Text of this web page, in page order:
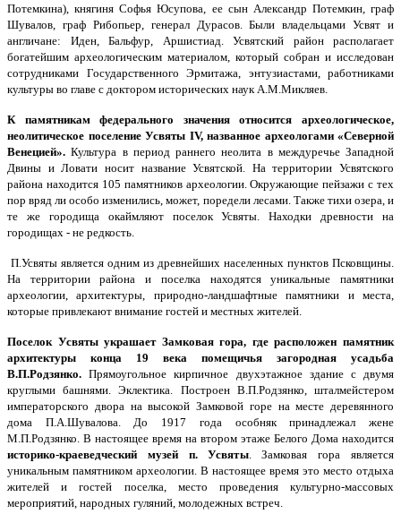
Потемкина), княгиня Софья Юсупова, ее сын Александр Потемкин, граф
Шувалов, граф Рибопьер, генерал Дурасов. Были владельцами Усвят и
англичане: Иден, Бальфур, Аршистиад. Усвятский район располагает
богатейшим археологическим материалом, который собран и исследован
сотрудниками Государственного Эрмитажа, энтузиастами, работниками
культуры во главе с доктором исторических наук А.М.Микляев.
К памятникам федерального значения относится археологическое,
неолитическое поселение Усвяты IV, названное археологами «Северной
Венецией». Культура в период раннего неолита в междуречье Западной
Двины и Ловати носит название Усвятской. На территории Усвятского
района находится 105 памятников археологии. Окружающие пейзажи с тех
пор вряд ли особо изменились, может, поредели лесами. Также тихи озера, и
те же городища окаймляют поселок Усвяты. Находки древности на
городищах - не редкость.
П.Усвяты является одним из древнейших населенных пунктов Псковщины.
На территории района и поселка находятся уникальные памятники
археологии, архитектуры, природно-ландшафтные памятники и места,
которые привлекают внимание гостей и местных жителей.
Поселок Усвяты украшает Замковая гора, где расположен памятник
архитектуры конца 19 века помещичья загородная усадьба
В.П.Родзянко. Прямоугольное кирпичное двухэтажное здание с двумя
круглыми башнями. Эклектика. Построен В.П.Родзянко, шталмейстером
императорского двора на высокой Замковой горе на месте деревянного
дома П.А.Шувалова. До 1917 года особняк принадлежал жене
М.П.Родзянко. В настоящее время на втором этаже Белого Дома находится
историко-краеведческий музей п. Усвяты. Замковая гора является
уникальным памятником археологии. В настоящее время это место отдыха
жителей и гостей поселка, место проведения культурно-массовых
мероприятий, народных гуляний, молодежных встреч.